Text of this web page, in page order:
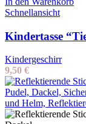
Schnellansicht
Kindertasse
Kindergeschirr
9,50 €